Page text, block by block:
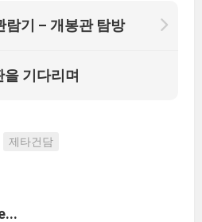
람기 – 개봉관 탐방
기다리며
제타건담